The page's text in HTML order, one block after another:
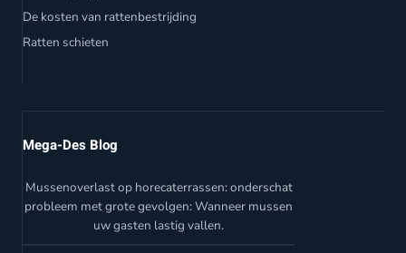
De kosten van rattenbestrijding
Ratten schieten
Mega-Des Blog
Mussenoverlast op horecaterrassen: onderschat
probleem met grote gevolgen: Wanneer mussen
uw gasten lastig vallen.